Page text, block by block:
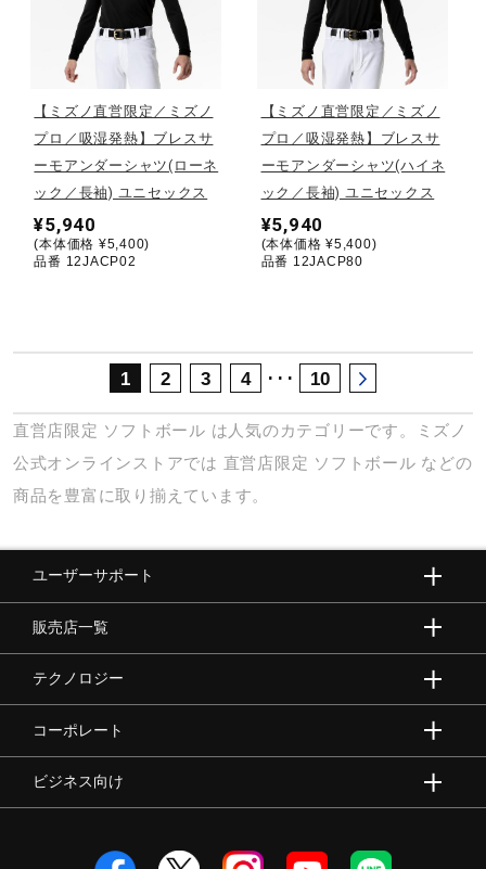
取扱店一覧
【ミズノ直営限定／ミズノ
プロ／吸湿発熱】ブレスサ
ーモアンダーシャツ(ローネ
ック／長袖) ユニセックス
¥5,940
(本体価格 ¥5,400)
品番 12JACP02
【ミズノ直営限定／ミズノ
プロ／吸湿発熱】ブレスサ
ーモアンダーシャツ(ハイネ
ック／長袖) ユニセックス
¥5,940
(本体価格 ¥5,400)
品番 12JACP80
1 2 3 4 ･･･ 10
直営店限定 ソフトボール は人気のカテゴリーです。ミズノ
公式オンラインストアでは 直営店限定 ソフトボール などの
商品を豊富に取り揃えています。
ユーザーサポート
販売店一覧
テクノロジー
コーポレート
ビジネス向け